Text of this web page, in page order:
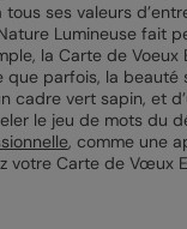
ses valeurs
Lumineuse fait
la Carte de Voeux
parfois, la beauté
cadre vert sapin, et
le jeu de mots du
, comme une
votre Carte de Vœux